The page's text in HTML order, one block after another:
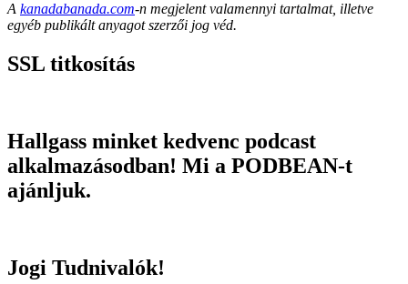
A kanadabanada.com-n megjelent valamennyi tartalmat, illetve
egyéb publikált anyagot szerzői jog véd.
SSL titkosítás
Hallgass minket kedvenc podcast
alkalmazásodban! Mi a PODBEAN-t
ajánljuk.
Jogi Tudnivalók!